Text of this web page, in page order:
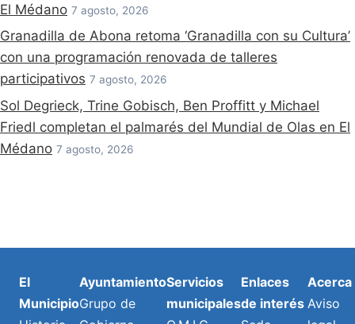
El Médano 7 agosto, 2026
Granadilla de Abona retoma ‘Granadilla con su Cultura’
con una programación renovada de talleres
participativos 7 agosto, 2026
Sol Degrieck, Trine Gobisch, Ben Proffitt y Michael
Friedl completan el palmarés del Mundial de Olas en El
Médano 7 agosto, 2026
El
Municipio
Ayuntamiento
Grupo de
Servicios
municipales
Enlaces
de interés
Acerca
Aviso